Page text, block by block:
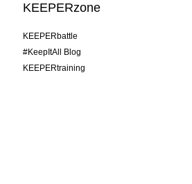
KEEPERzone
KEEPERbattle
#KeepItAll Blog
KEEPERtraining